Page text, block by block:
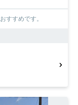
すすめです。